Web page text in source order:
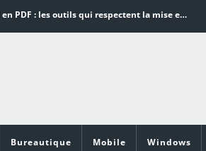
Word en PDF : les outils qui respectent la mise en page
Vidéoprojecteurs Asus : Top 6 des meilleurs modèles de la marque
Bureautique Mobile Windows